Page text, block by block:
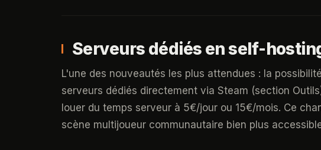
Serveurs dédiés en self-
L'une des nouveautés les plus attendues : la
serveurs dédiés directement via Steam (section
louer du temps serveur à 5€/jour ou 15€/mois. Ce
scène multijoueur communautaire bien plus